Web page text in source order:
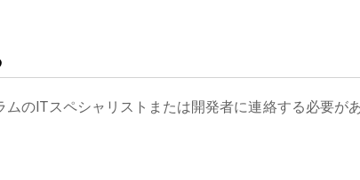
のITスペシャリストまたは開発者に連絡する必要が